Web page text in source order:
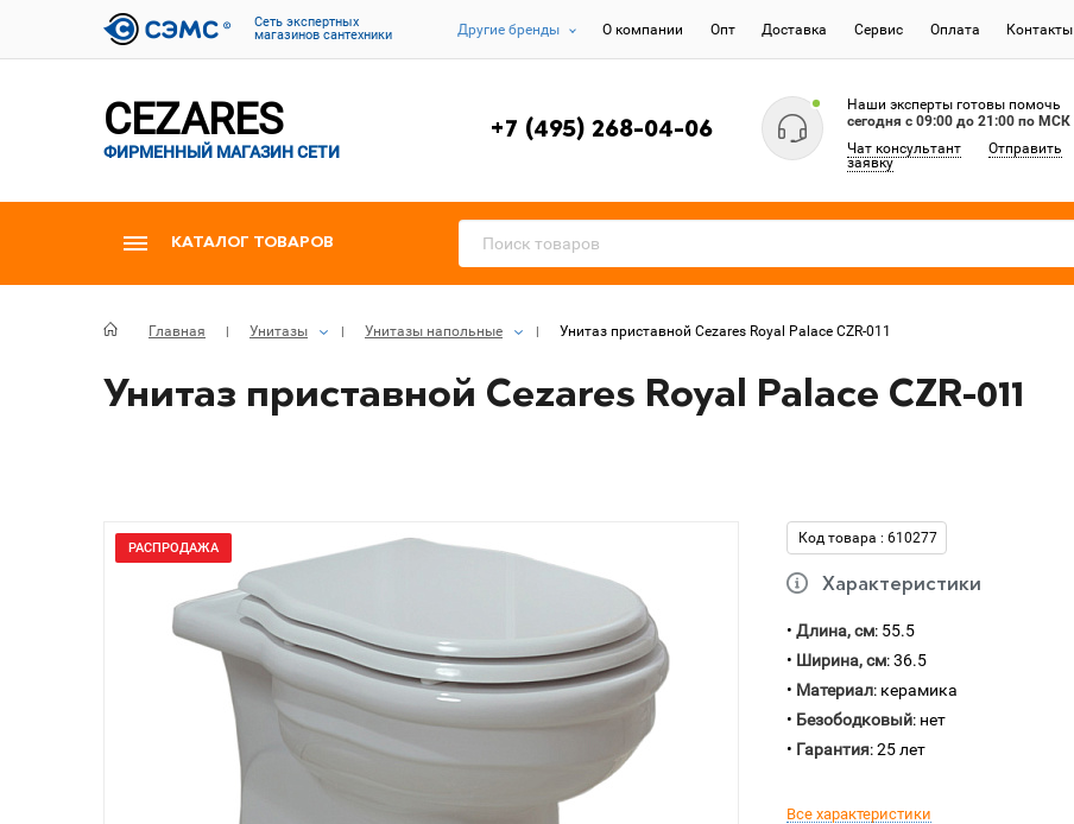
Cеть экспертных
магазинов сантехники
Другие бренды О компании Опт Доставка Сервис Оплата Контакты
CEZARES
ФИРМЕННЫЙ МАГАЗИН СЕТИ
+7 (495) 268-04-06
Наши эксперты готовы помочь
сегодня c 09:00 до 21:00 по МСК
Чат консультант
Отправить
заявку
КАТАЛОГ ТОВАРОВ
Главная Унитазы Унитазы напольные Унитаз приставной Cezares Royal Palace CZR-011
Унитаз приставной Cezares Royal Palace CZR-011
РАСПРОДАЖА
Код товара : 610277
Характеристики
• Длина, см: 55.5
• Ширина, см: 36.5
• Материал: керамика
• Безободковый: нет
• Гарантия: 25 лет
Все характеристики